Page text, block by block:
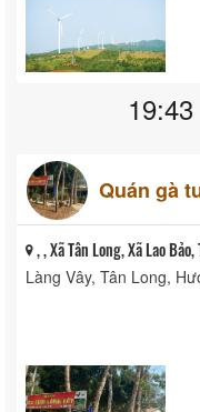
19:43
Quán gà
, , Xã Tân Long, Xã Lao
Làng Vây, Tân Long,